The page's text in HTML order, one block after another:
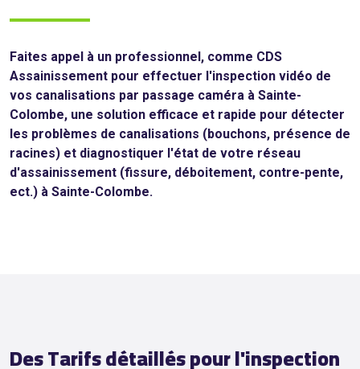
Faites appel à un professionnel, comme CDS
Assainissement pour effectuer l'inspection vidéo de
vos canalisations par passage caméra à Sainte-
Colombe, une solution efficace et rapide pour détecter
les problèmes de canalisations (bouchons, présence de
racines) et diagnostiquer l'état de votre réseau
d'assainissement (fissure, déboitement, contre-pente,
ect.) à Sainte-Colombe.
Des Tarifs détaillés pour l'inspection